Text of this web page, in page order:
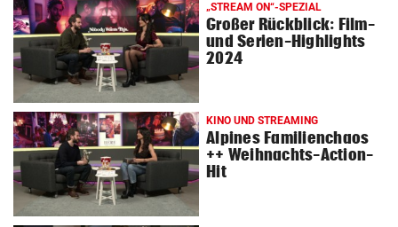
„STREAM ON“-SPEZIAL
Großer Rückblick: Film-
und Serien-Highlights
2024
KINO UND STREAMING
Alpines Familienchaos
++ Weihnachts-Action-
Hit